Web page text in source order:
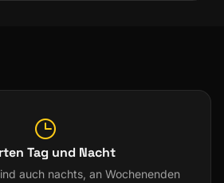
Tag und Nacht
auch nachts, an Wochenenden